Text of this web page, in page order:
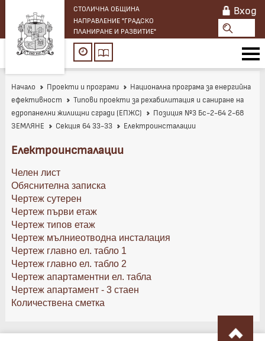
СТОЛИЧНА ОБЩИНА
НАПРАВЛЕНИЕ "ГРАДСКО
ПЛАНИРАНЕ И РАЗВИТИЕ"
Вход
Начало Проекти и програми
Национална програма за енергийна
ефективност
Типови проекти за рехабилитация и саниране на
едропанелни жилищни сгради (ЕПЖС)
Позиция №3 Бс-2-64 2-68
ЗЕМЛЯНЕ
Секция 64 33-33 Електроинсталации
Електроинсталации
Челен лист
Обяснителна записка
Чертеж сутерен
Чертеж първи етаж
Чертеж типов етаж
Чертеж мълниеотводна инсталация
Чертеж главно ел. табло 1
Чертеж главно ел. табло 2
Чертеж апартаментни ел. табла
Чертеж апартамент - 3 стаен
Количествена сметка